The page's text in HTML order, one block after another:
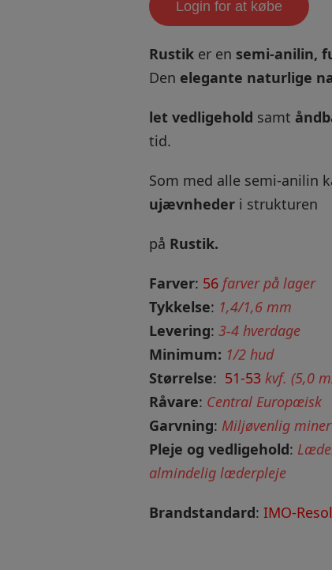
Login for at købe
Rustik er en semi-anilin,
Den elegante naturlige
let vedligehold samt
tid.
Som med alle semi-anilin
ujævnheder i strukturen
på Rustik.
Farver: 56 farver på lager
Tykkelse: 1,4/1,6 mm
Levering: 3-4 hverdage
Minimum: 1/2 hud
Størrelse: 51-53 kvf. (5,0
Råvare: Central Europæisk
Garvning: Miljøvenlig
Pleje og vedligehold:
almindelig læderpleje
Brandstandard: IMO-